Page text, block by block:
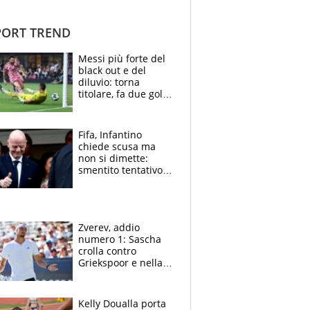
TREND
Messi più forte del
black out e del
diluvio: torna
titolare, fa due gol e
che ritiro
Fifa, Infantino
chiede scusa ma
non si dimette:
smentito tentativo di
Zverev, addio
numero 1: Sascha
crolla contro
Griekspoor e nella
terzo. Quanti malori
Kelly Doualla porta